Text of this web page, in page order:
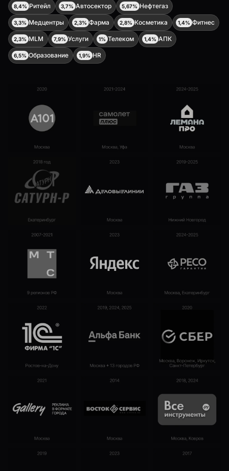
8,4% Ритейл 3,7% Автосектор 5,67% Нефтегаз
3,3% Медцентры 2,3% Фарма 2,8% Косметика 1,4% Фитнес
2,3% MLM 7,9% Услуги 1% Телеком 1,4% АПК
6,5% Образование 1,9% HR